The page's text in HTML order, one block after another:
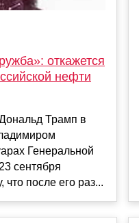
откажется
нефти
Трамп в
Генеральной
сентября
после его раз...